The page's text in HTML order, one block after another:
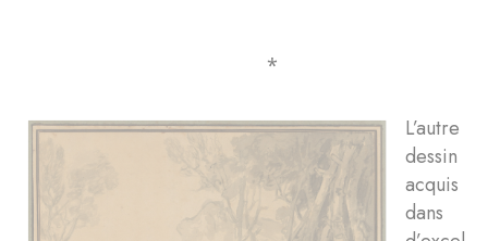
⁎
L’autre
dessin
acquis
dans